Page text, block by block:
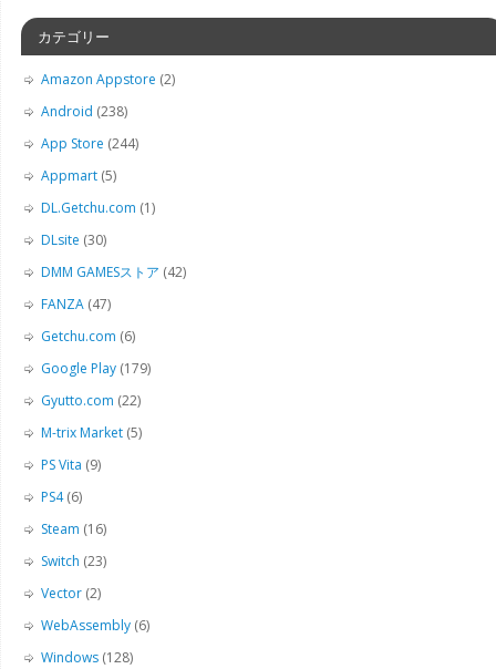
カテゴリー
Amazon Appstore (2)
Android (238)
App Store (244)
Appmart (5)
DL.Getchu.com (1)
DLsite (30)
DMM GAMESストア (42)
FANZA (47)
Getchu.com (6)
Google Play (179)
Gyutto.com (22)
M-trix Market (5)
PS Vita (9)
PS4(6)
Steam (16)
Switch (23)
Vector (2)
WebAssembly (6)
Windows (128)